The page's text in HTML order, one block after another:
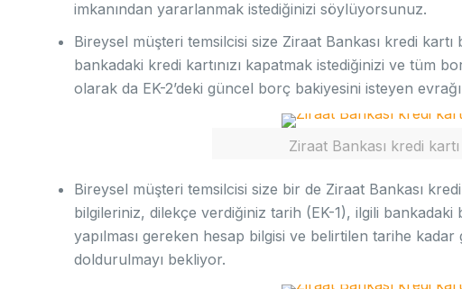
imkanından yararlanmak istediğinizi söylüyorsunuz.
Bireysel müşteri temsilcisi size Ziraat Bankası kredi
bankadaki kredi kartınızı kapatmak istediğinizi ve tüm
olarak da EK-2’deki güncel borç bakiyesini isteyen
Ziraat Bankası kredi
Bireysel müşteri temsilcisi size bir de Ziraat Bankası
bilgileriniz, dilekçe verdiğiniz tarih (EK-1), ilgili
yapılması gereken hesap bilgisi ve belirtilen tarihe
doldurulmayı bekliyor.